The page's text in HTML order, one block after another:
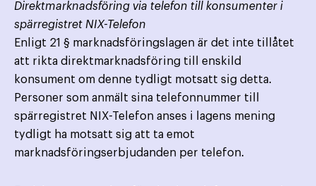
Direktmarknadsföring via telefon till konsumenter i
spärregistret NIX-Telefon
Enligt 21 § marknadsföringslagen är det inte tillåtet
att rikta direktmarknadsföring till enskild
konsument om denne tydligt motsatt sig detta.
Personer som anmält sina telefonnummer till
spärregistret NIX-Telefon anses i lagens mening
tydligt ha motsatt sig att ta emot
marknadsföringserbjudanden per telefon.